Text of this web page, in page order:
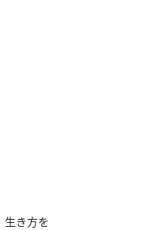
生き方を